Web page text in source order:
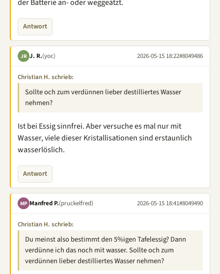
der Batterie an- oder weggeätzt.
Antwort
JR J. R.(yoc) 2026-05-15 18:22#8049486
Christian H. schrieb:
Sollte och zum verdünnen lieber destilliertes Wasser
nehmen?
Ist bei Essig sinnfrei. Aber versuche es mal nur mit
Wasser, viele dieser Kristallisationen sind erstaunlich
wasserlöslich.
Antwort
MP Manfred P.(pruckelfred) 2026-05-15 18:41#8049490
Christian H. schrieb:
Du meinst also bestimmt den 5%igen Tafelessig? Dann
verdünne ich das noch mit wasser. Sollte och zum
verdünnen lieber destilliertes Wasser nehmen?